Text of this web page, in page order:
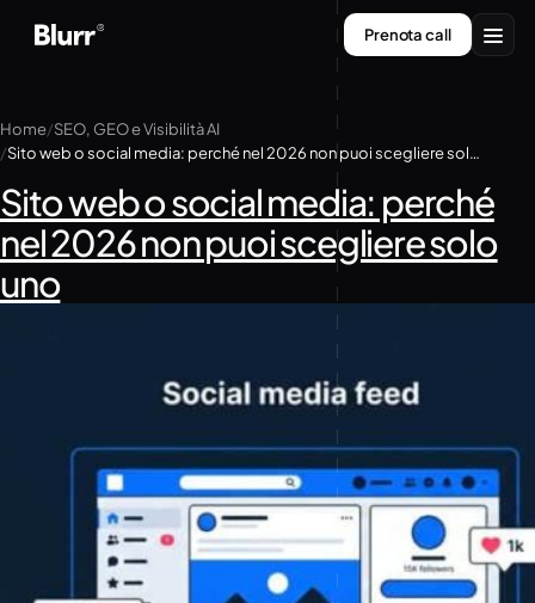
Prenota call
Chi siamo
Contatti
Home SEO, GEO e Visibilità AI
Sito web o social media: perché nel 2026 non puoi scegliere solo uno
Sito web o social media: perché
nel 2026 non puoi scegliere solo
uno